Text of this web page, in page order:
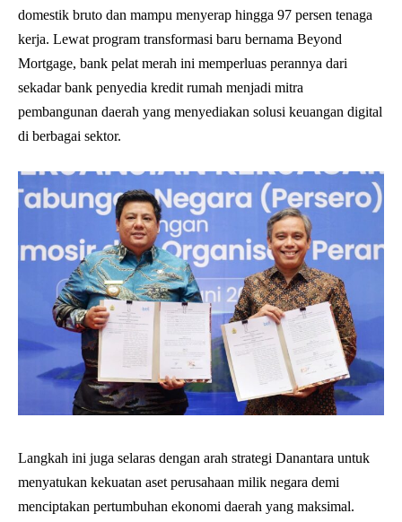
domestik bruto dan mampu menyerap hingga 97 persen tenaga
kerja. Lewat program transformasi baru bernama Beyond
Mortgage, bank pelat merah ini memperluas perannya dari
sekadar bank penyedia kredit rumah menjadi mitra
pembangunan daerah yang menyediakan solusi keuangan digital
di berbagai sektor.
Langkah ini juga selaras dengan arah strategi Danantara untuk
menyatukan kekuatan aset perusahaan milik negara demi
menciptakan pertumbuhan ekonomi daerah yang maksimal.